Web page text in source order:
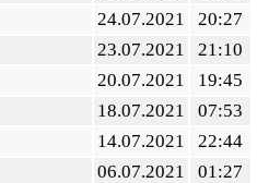
24.07.2021
20:27
23.07.2021
21:10
20.07.2021
19:45
18.07.2021
07:53
14.07.2021
22:44
06.07.2021
01:27